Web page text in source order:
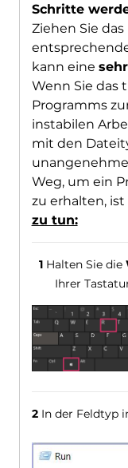
Schritte
Ziehen Sie
kann eine
Wenn Sie das
Programms
instabilen
mit den
Weg, um ein
zu erhalten,
zu tun:
1 Halten Sie die
Ihrer
2 In der Feldtyp